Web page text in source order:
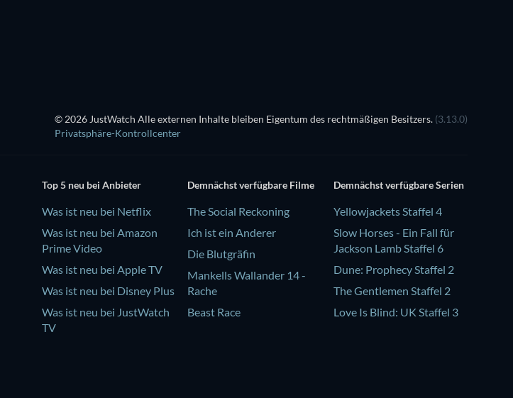
© 2026 JustWatch Alle externen Inhalte bleiben Eigentum des rechtmäßigen Besitzers. (3.13.0)
Privatsphäre-Kontrollcenter
Top 5 neu bei Anbieter
Was ist neu bei Netflix
Was ist neu bei Amazon
Prime Video
Was ist neu bei Apple TV
Was ist neu bei Disney Plus
Was ist neu bei JustWatch
TV
Demnächst verfügbare Filme
The Social Reckoning
Ich ist ein Anderer
Die Blutgräfin
Mankells Wallander 14 -
Rache
Beast Race
Demnächst verfügbare Serien
Yellowjackets Staffel 4
Slow Horses - Ein Fall für
Jackson Lamb Staffel 6
Dune: Prophecy Staffel 2
The Gentlemen Staffel 2
Love Is Blind: UK Staffel 3